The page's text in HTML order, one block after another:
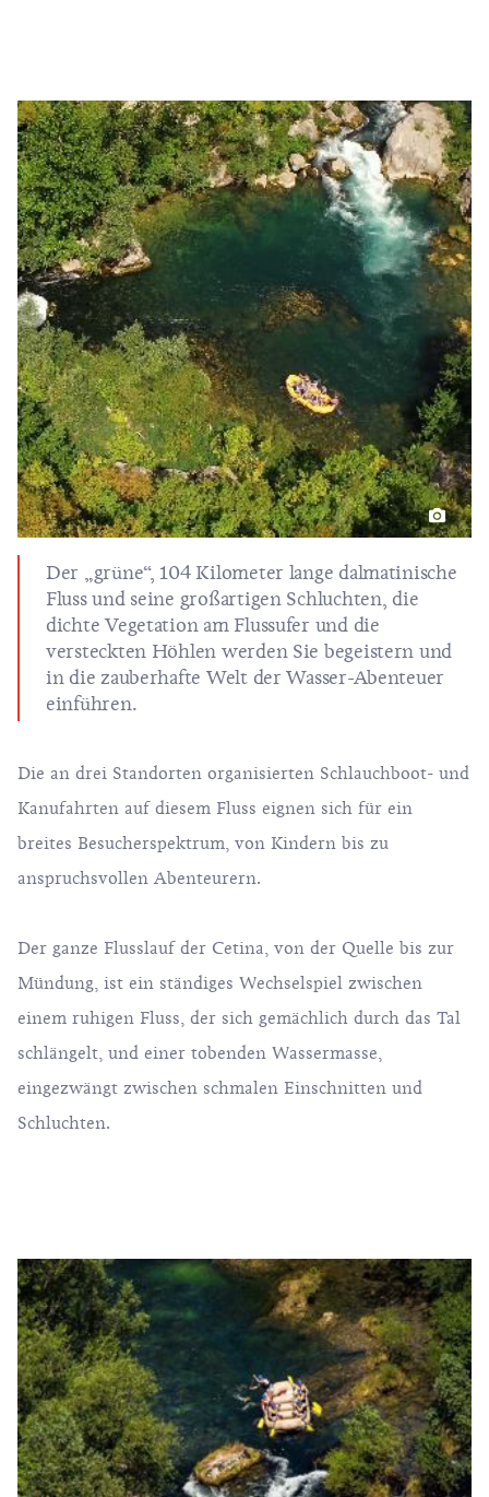
Der „grüne“, 104 Kilometer lange dalmatinische
Fluss und seine großartigen Schluchten, die
dichte Vegetation am Flussufer und die
versteckten Höhlen werden Sie begeistern und
in die zauberhafte Welt der Wasser-Abenteuer
einführen.
Die an drei Standorten organisierten Schlauchboot- und
Kanufahrten auf diesem Fluss eignen sich für ein
breites Besucherspektrum, von Kindern bis zu
anspruchsvollen Abenteurern.
Der ganze Flusslauf der Cetina, von der Quelle bis zur
Mündung, ist ein ständiges Wechselspiel zwischen
einem ruhigen Fluss, der sich gemächlich durch das Tal
schlängelt, und einer tobenden Wassermasse,
eingezwängt zwischen schmalen Einschnitten und
Schluchten.